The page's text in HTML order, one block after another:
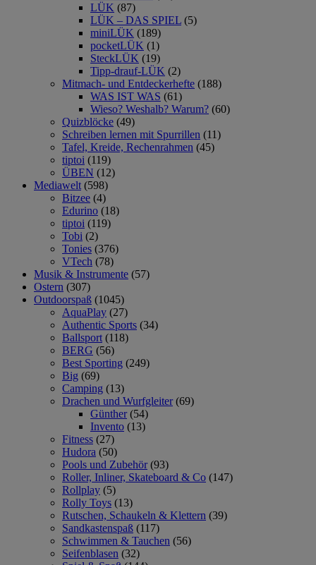
LÜK (87)
LÜK – DAS SPIEL (5)
miniLÜK (189)
pocketLÜK (1)
SteckLÜK (19)
Tipp-drauf-LÜK (2)
Mitmach- und Entdeckerhefte (188)
WAS IST WAS (61)
Wieso? Weshalb? Warum? (60)
Quizblöcke (49)
Schreiben lernen mit Spurrillen (11)
Tafel, Kreide, Rechenrahmen (45)
tiptoi (119)
ÜBEN (12)
Mediawelt (598)
Bitzee (4)
Edurino (18)
tiptoi (119)
Tobi (2)
Tonies (376)
VTech (78)
Musik & Instrumente (57)
Ostern (307)
Outdoorspaß (1045)
AquaPlay (27)
Authentic Sports (34)
Ballsport (118)
BERG (56)
Best Sporting (249)
Big (69)
Camping (13)
Drachen und Wurfgleiter (69)
Günther (54)
Invento (13)
Fitness (27)
Hudora (50)
Pools und Zubehör (93)
Roller, Inliner, Skateboard & Co (147)
Rollplay (5)
Rolly Toys (13)
Rutschen, Schaukeln & Klettern (39)
Sandkastenspaß (117)
Schwimmen & Tauchen (56)
Seifenblasen (32)